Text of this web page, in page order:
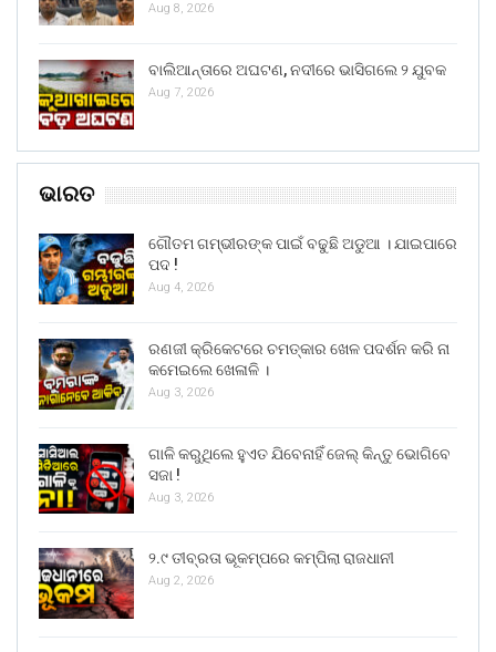
Aug 8, 2026
ବାଲିଆନ୍ତାରେ ଅଘଟଣ, ନଦୀରେ ଭାସିଗଲେ ୨ ଯୁବକ
Aug 7, 2026
ଭାରତ
ଗୌତମ ଗମ୍ଭୀରଙ୍କ ପାଇଁ ବଢୁଛି ଅଡୁଆ । ଯାଇପାରେ
ପଦ !
Aug 4, 2026
ରଣଜୀ କ୍ରିକେଟରେ ଚମତ୍କାର ଖେଳ ପଦର୍ଶନ କରି ନା
କମେଇଲେ ଖେଳାଳି ।
Aug 3, 2026
ଗାଳି କରୁଥିଲେ ହୁଏତ ଯିବେନାହିଁ ଜେଲ୍ କିନ୍ତୁ ଭୋଗିବେ
ସଜା !
Aug 3, 2026
୨.୯ ତୀବ୍ରତା ଭୂକମ୍ପରେ କମ୍ପିଲା ରାଜଧାନୀ
Aug 2, 2026